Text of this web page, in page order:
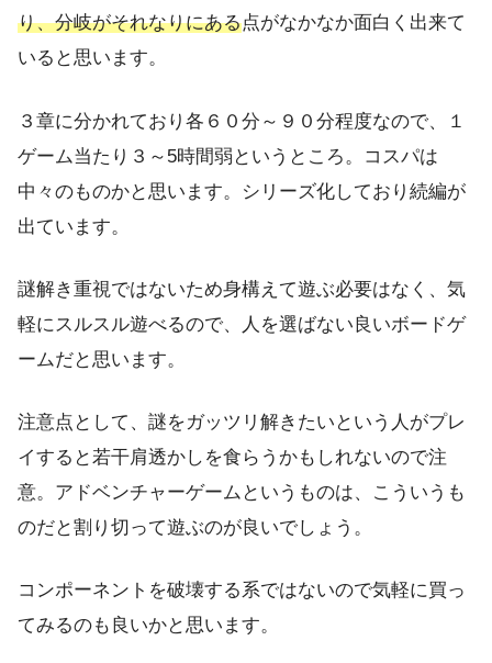
り、分岐がそれなりにある点がなかなか面白く出来て
いると思います。
３章に分かれており各６０分～９０分程度なので、１
ゲーム当たり３～5時間弱というところ。コスパは
中々のものかと思います。シリーズ化しており続編が
出ています。
謎解き重視ではないため身構えて遊ぶ必要はなく、気
軽にスルスル遊べるので、人を選ばない良いボードゲ
ームだと思います。
注意点として、謎をガッツリ解きたいという人がプレ
イすると若干肩透かしを食らうかもしれないので注
意。アドベンチャーゲームというものは、こういうも
のだと割り切って遊ぶのが良いでしょう。
コンポーネントを破壊する系ではないので気軽に買っ
てみるのも良いかと思います。